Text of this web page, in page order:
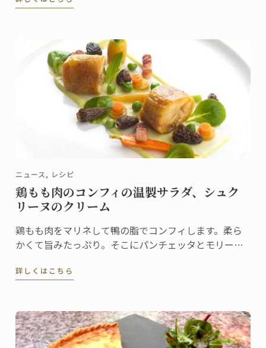
ニュース, レシピ
鶏もも肉のコンフィの温製サラダ、シュク
リーヌのクリーム
鶏もも肉をマリネして鴨の脂でコンフィします。柔ら
かくて旨みたっぷり。そこにパンチェッタとモリーユ
豊かな春の一品をお届けします。
詳しくはこちら